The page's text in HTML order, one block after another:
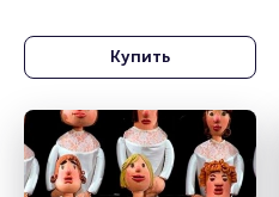
Купить